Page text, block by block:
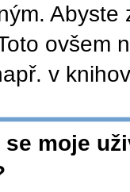
ovšem
v
moje